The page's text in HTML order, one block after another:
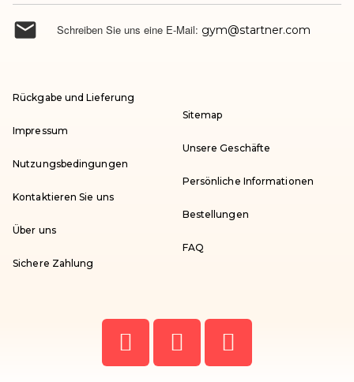
 Schreiben Sie uns eine E-Mail: gym@startner.com
Rückgabe und Lieferung
Impressum
Nutzungsbedingungen
Kontaktieren Sie uns
Über uns
Sichere Zahlung
Sitemap
Unsere Geschäfte
Persönliche Informationen
Bestellungen
FAQ